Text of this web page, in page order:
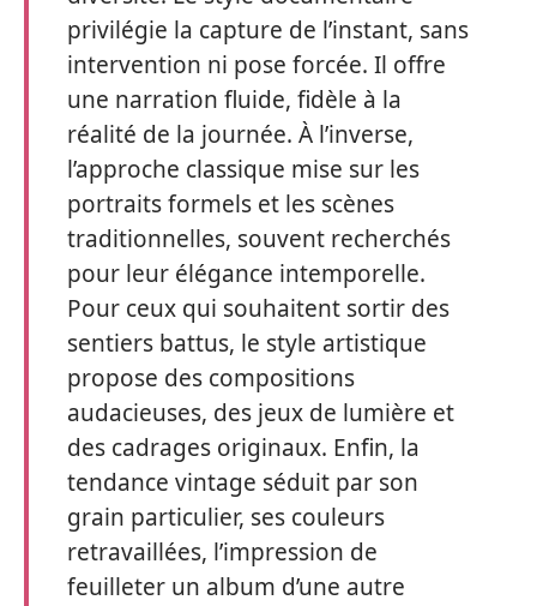
privilégie la capture de l’instant, sans
intervention ni pose forcée. Il offre
une narration fluide, fidèle à la
réalité de la journée. À l’inverse,
l’approche classique mise sur les
portraits formels et les scènes
traditionnelles, souvent recherchés
pour leur élégance intemporelle.
Pour ceux qui souhaitent sortir des
sentiers battus, le style artistique
propose des compositions
audacieuses, des jeux de lumière et
des cadrages originaux. Enfin, la
tendance vintage séduit par son
grain particulier, ses couleurs
retravaillées, l’impression de
feuilleter un album d’une autre